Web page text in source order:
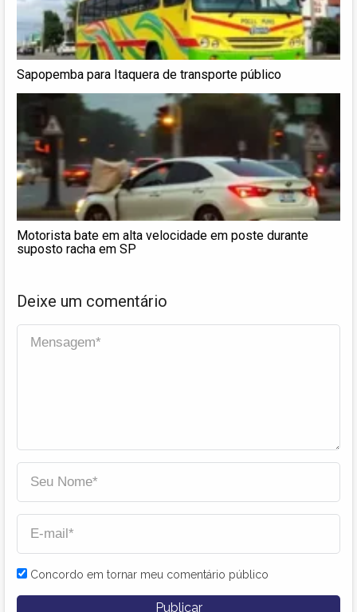
Sapopemba para Itaquera de transporte público
Motorista bate em alta velocidade em poste durante
suposto racha em SP
Deixe um comentário
Concordo em tornar meu comentário público